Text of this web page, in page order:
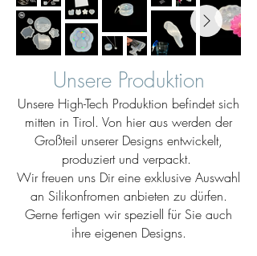
Unsere Produktion
Unsere High-Tech Produktion befindet sich
mitten in Tirol. Von hier aus werden der
Großteil unserer Designs entwickelt,
produziert und verpackt.
Wir freuen uns Dir eine exklusive Auswahl
an Silikonfromen anbieten zu dürfen.
Gerne fertigen wir speziell für Sie auch
ihre eigenen Designs.